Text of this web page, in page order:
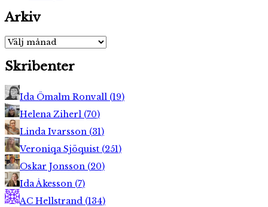
Arkiv
Arkiv
Skribenter
Ida Ömalm Ronvall (19)
Helena Ziherl (70)
Linda Ivarsson (31)
Veroniqa Sjöquist (251)
Oskar Jonsson (20)
Ida Åkesson (7)
AC Hellstrand (134)